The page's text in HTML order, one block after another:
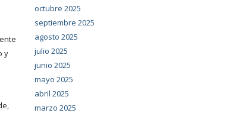
y
octubre 2025
septiembre 2025
agosto 2025
julio 2025
junio 2025
mayo 2025
abril 2025
marzo 2025